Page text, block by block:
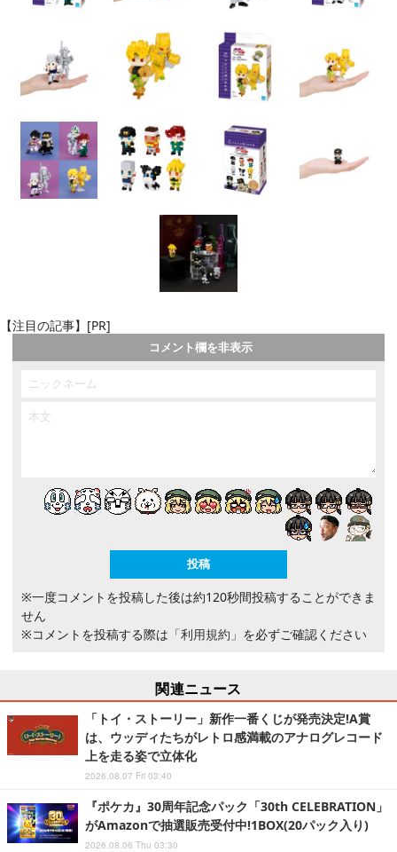
【注目の記事】[PR]
コメント欄を非表示
※一度コメントを投稿した後は約120秒間投稿することができま
せん
※コメントを投稿する際は 「利用規約」 を必ずご確認ください
関連ニュース
「トイ・ストーリー」新作一番くじが発売決定!A賞
は、ウッディたちがレトロ感満載のアナログレコード
上を走る姿で立体化
2026.08.07 Fri 03:40
『ポケカ』30周年記念パック「30th CELEBRATION」
がAmazonで抽選販売受付中!1BOX(20パック入り)
2026.08.06 Thu 03:30